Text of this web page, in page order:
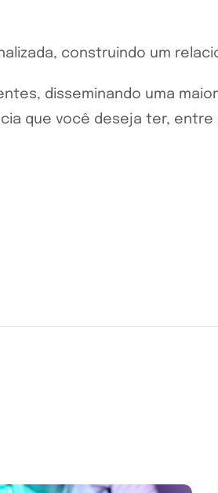
construindo um
disseminando uma
que você deseja ter,